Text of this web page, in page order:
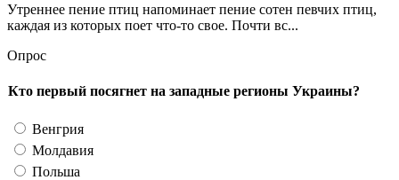
Утреннее пение птиц напоминает пение сотен певчих птиц,
каждая из которых поет что-то свое. Почти вс...
Опрос
Кто первый посягнет на западные регионы Украины?
Венгрия
Молдавия
Польша